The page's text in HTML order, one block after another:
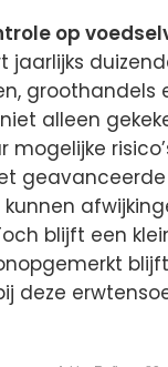
op
jaarlijks
groothandels
alleen
mogelijke
blijft een
deze